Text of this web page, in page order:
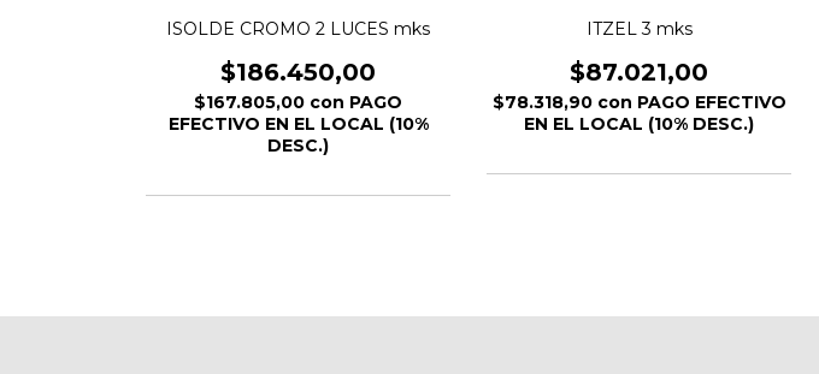
ISOLDE CROMO 2 LUCES mks
$186.450,00
$167.805,00 con PAGO
EFECTIVO EN EL LOCAL (10%
DESC.)
ITZEL 3 mks
$87.021,00
$78.318,90 con PAGO EFECTIVO
EN EL LOCAL (10% DESC.)